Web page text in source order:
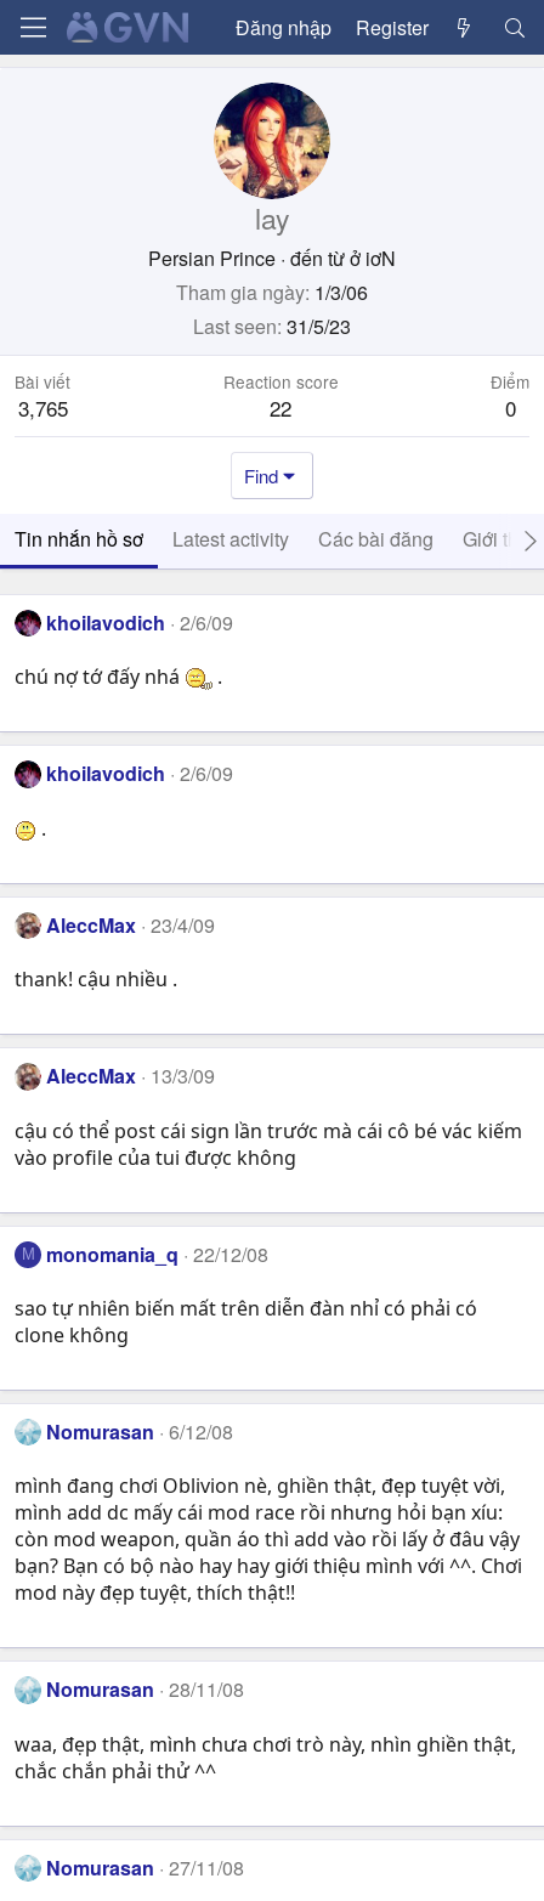
Đăng nhập Register
lay
Persian Prince · đến từở iơN
Tham gia ngày 1/3/06
Last seen 31/5/23
Bài viết
3,765
Reaction score
22
Điểm
0
Find
Tin nhắn hồ sơ Latest activity Các bài đăng Giới thiệu
khoilavodich 2/6/09
chú nợ tớ đấy nhá .
khoilavodich 2/6/09
.
AleccMax 23/4/09
thank! cậu nhiều .
AleccMax 13/3/09
cậu có thể post cái sign lần trước mà cái cô bé vác kiếm
vào profile của tui được không
M monomania_q 22/12/08
sao tự nhiên biến mất trên diễn đàn nhỉ có phải có
clone không
Nomurasan 6/12/08
mình đang chơi Oblivion nè, ghiền thật, đẹp tuyệt vời,
mình add dc mấy cái mod race rồi nhưng hỏi bạn xíu:
còn mod weapon, quần áo thì add vào rồi lấy ở đâu vậy
bạn? Bạn có bộ nào hay hay giới thiệu mình với ^^. Chơi
mod này đẹp tuyệt, thích thật!!
Nomurasan 28/11/08
waa, đẹp thật, mình chưa chơi trò này, nhìn ghiền thật,
chắc chắn phải thử ^^
Nomurasan 27/11/08